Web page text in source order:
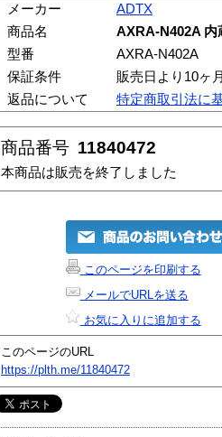
メーカー
ADTX
商品名
AXRA-N402A
型番
AXRA-N402A
保証条件
販売日より10ヶ
返品について
特定商取引法に
商品番号 11840472
本商品は販売を終了しました
このページを印刷する
メールでURLを送る
お気に入りに追加する
このページのURL
https://plth.me/11840472